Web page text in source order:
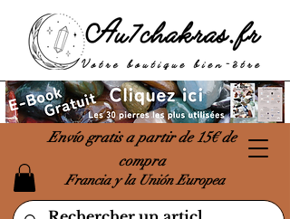
Envío gratis a partir de 15€ de
compra
Francia y la Unión Europea